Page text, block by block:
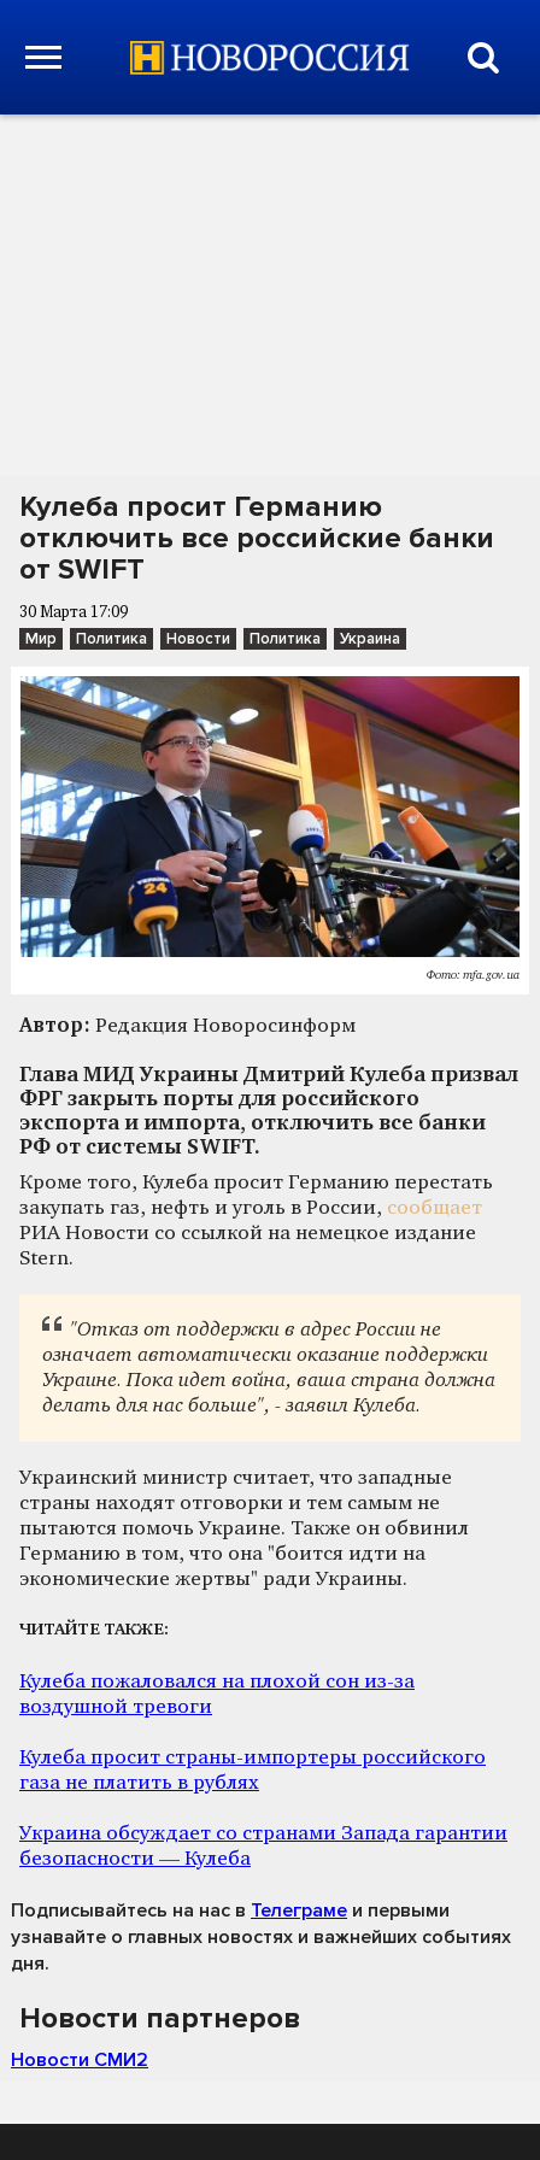
Кулеба просит Германию
отключить все российские банки
от SWIFT
30 Марта 17:09
Мир Политика Новости Политика Украина
Фото: mfa.gov.ua
Автор: Редакция Новоросинформ
Глава МИД Украины Дмитрий Кулеба призвал
ФРГ закрыть порты для российского
экспорта и импорта, отключить все банки
РФ от системы SWIFT.
Кроме того, Кулеба просит Германию перестать
закупать газ, нефть и уголь в России, сообщает
РИА Новости со ссылкой на немецкое издание
Stern.
"Отказ от поддержки в адрес России не
означает автоматически оказание поддержки
Украине. Пока идет война, ваша страна должна
делать для нас больше", - заявил Кулеба.
Украинский министр считает, что западные
страны находят отговорки и тем самым не
пытаются помочь Украине. Также он обвинил
Германию в том, что она "боится идти на
экономические жертвы" ради Украины.
ЧИТАЙТЕ ТАКЖЕ:
Кулеба пожаловался на плохой сон из-за
воздушной тревоги
Кулеба просит страны-импортеры российского
газа не платить в рублях
Украина обсуждает со странами Запада гарантии
безопасности — Кулеба
Подписывайтесь на нас в Телеграме и первыми
узнавайте о главных новостях и важнейших событиях
дня.
Новости партнеров
Новости СМИ2